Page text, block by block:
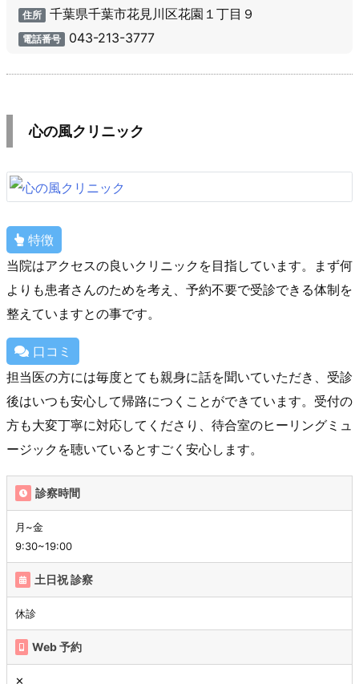
住所 千葉県千葉市花見川区花園１丁目９
電話番号 043-213-3777
心の風クリニック
特徴
当院はアクセスの良いクリニックを目指しています。まず何
よりも患者さんのためを考え、予約不要で受診できる体制を
整えていますとの事です。
口コミ
担当医の方には毎度とても親身に話を聞いていただき、受診
後はいつも安心して帰路につくことができています。受付の
方も大変丁寧に対応してくださり、待合室のヒーリングミュ
ージックを聴いているとすごく安心します。
診察時間
月~金
9:30~19:00
土日祝 診察
休診
Web 予約
✕